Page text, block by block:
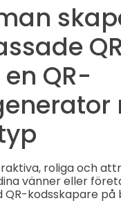
QR-
roliga och
vänner eller
QR-kodsskapare på